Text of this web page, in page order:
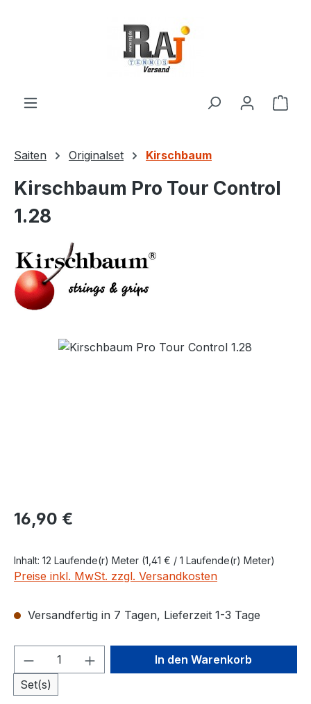
Saiten Originalset Kirschbaum
Kirschbaum Pro Tour Control
1.28
Bildergalerie überspringen
Regulärer Preis:
16,90 €
Inhalt: 12 Laufende(r) Meter (1,41 € / 1 Laufende(r) Meter)
Preise inkl. MwSt. zzgl. Versandkosten
Versandfertig in 7 Tagen, Lieferzeit 1-3 Tage
Produkt Anzahl: Gib den
Set(s)
In den Warenkorb